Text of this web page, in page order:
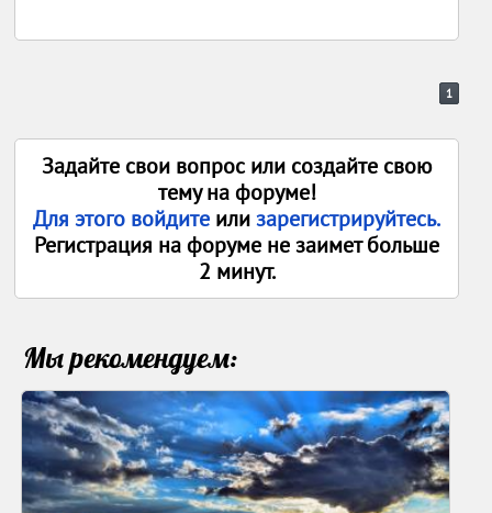
1
Задайте свои вопрос или создайте свою
тему на форуме!
Для этого войдите илизарегистрируйтесь.
Регистрация на форуме не заимет больше
2 минут.
Мы рекомендуем: